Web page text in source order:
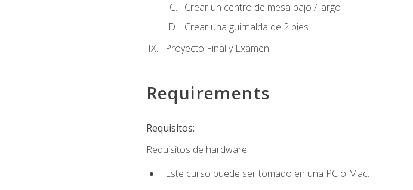
Crear un centro de mesa bajo / largo
Crear una guirnalda de 2 pies
Proyecto Final y Examen
Requirements
Requisitos:
Requisitos de hardware:
Este curso puede ser tomado en una PC o Mac.